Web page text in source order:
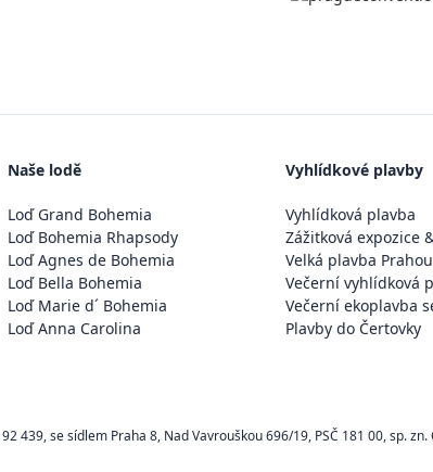
Naše lodě
Loď Grand Bohemia
Loď Bohemia Rhapsody
Loď Agnes de Bohemia
Loď Bella Bohemia
Loď Marie d´ Bohemia
Loď Anna Carolina
Vyhlídkové plavby
Vyhlídková plavba
Zážitková expozice
Velká plavba Prahou
Večerní vyhlídková
Večerní ekoplavba
Plavby do Čertovky
92 439, se sídlem Praha 8, Nad Vavrouškou 696/19, PSČ 181 00, sp.